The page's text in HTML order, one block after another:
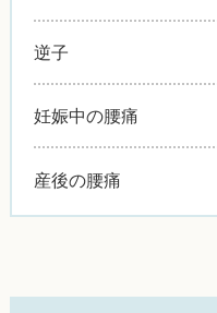
逆子
妊娠中の腰痛
産後の腰痛